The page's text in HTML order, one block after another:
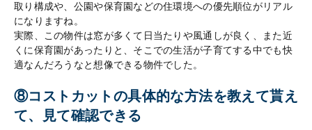
取り構成や、公園や保育園などの住環境への優先順位がリアル
になりますね。
実際、この物件は窓が多くて日当たりや風通しが良く、また近
くに保育園があったりと、そこでの生活が子育てする中でも快
適なんだろうなと想像できる物件でした。
⑧コストカットの具体的な方法を教えて貰え
て、見て確認できる